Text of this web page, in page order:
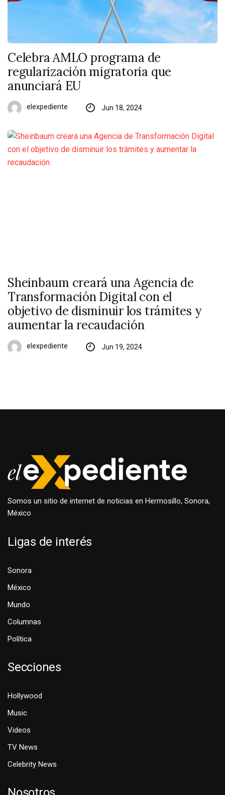
Celebra AMLO programa de
regularización migratoria que
anunciará EU
elexpediente Jun 18, 2024
Sheinbaum creará una Agencia de
Transformación Digital con el
objetivo de disminuir los trámites y
aumentar la recaudación
elexpediente Jun 19, 2024
Somos un sitio de internet de noticias en Hermosillo, Sonora,
México
Ligas de interés
Sonora
México
Mundo
Columnas
Política
Secciones
Hollywood
Music
Videos
TV News
Celebrity News